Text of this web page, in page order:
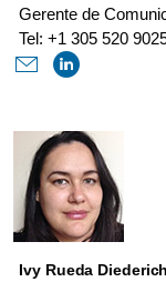
Gerente de
Tel: +1 305 520
Ivy Rueda